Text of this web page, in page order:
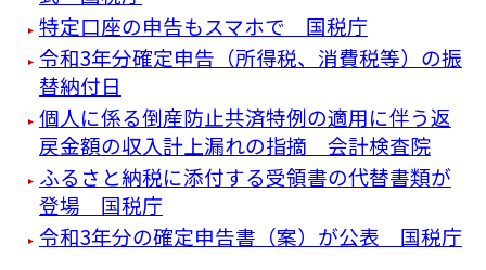
特定口座の申告もスマホで 国税庁
令和3年分確定申告（所得税、消費税等）の振
替納付日
個人に係る倒産防止共済特例の適用に伴う返
戻金額の収入計上漏れの指摘 会計検査院
ふるさと納税に添付する受領書の代替書類が
登場 国税庁
令和3年分の確定申告書（案）が公表 国税庁